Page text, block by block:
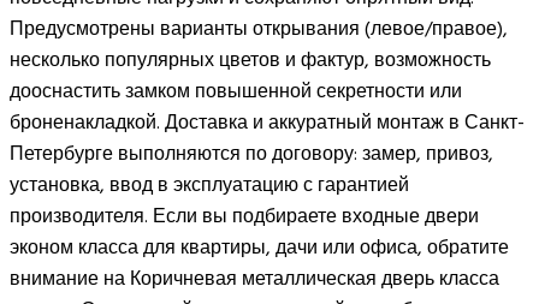
Предусмотрены варианты открывания (левое/правое),
несколько популярных цветов и фактур, возможность
дооснастить замком повышенной секретности или
броненакладкой. Доставка и аккуратный монтаж в Санкт-
Петербурге выполняются по договору: замер, привоз,
установка, ввод в эксплуатацию с гарантией
производителя. Если вы подбираете входные двери
эконом класса для квартиры, дачи или офиса, обратите
внимание на Коричневая металлическая дверь класса